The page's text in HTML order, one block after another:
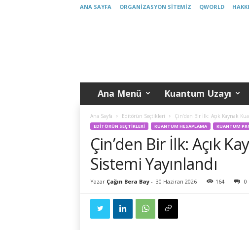
ANA SAYFA ORGANIZASYON SITEMIZ QWORLD
m
ü
Ana Menü Kuantum Uzayı
Ana Sayfa Editörün Seçtikleri Çin’den Bir İlk: Açık Kaynak
EDITÖRÜN SEÇTIKLERI KUANTUM HESAPLAMA KUANTUM
Çin’den Bir İlk: Açık
Sistemi Yayınlandı
Yazar Çağın Bera Bay- 30 Haziran 2026 164 0